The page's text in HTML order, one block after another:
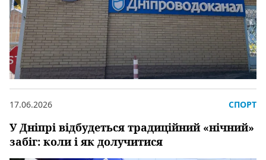
У Дніпрі відбудеться традиційний «нічний»
забіг: коли і як долучитися
17.06.2026 СПОРТ